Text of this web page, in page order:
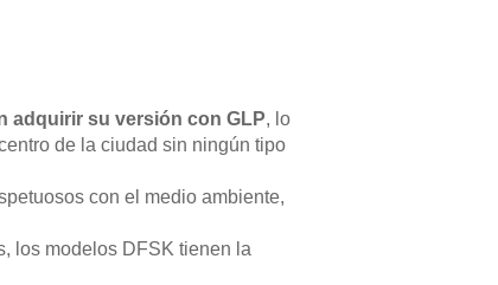
adquirir su versión con GLP, lo
de la ciudad sin ningún tipo
con el medio ambiente,
los modelos DFSK tienen la